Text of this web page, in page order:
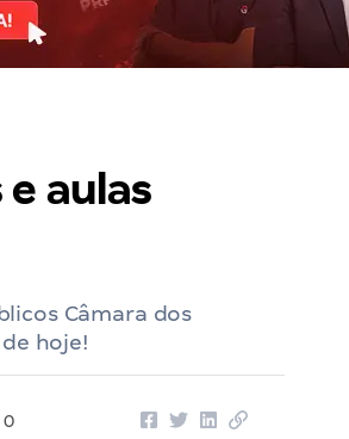
aulas
Câmara dos
hoje!
0